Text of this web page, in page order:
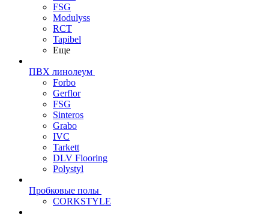
FSG
Modulyss
RCT
Tapibel
Еще
ПВХ линолеум
Forbo
Gerflor
FSG
Sinteros
Grabo
IVC
Tarkett
DLV Flooring
Polystyl
Пробковые полы
CORKSTYLE